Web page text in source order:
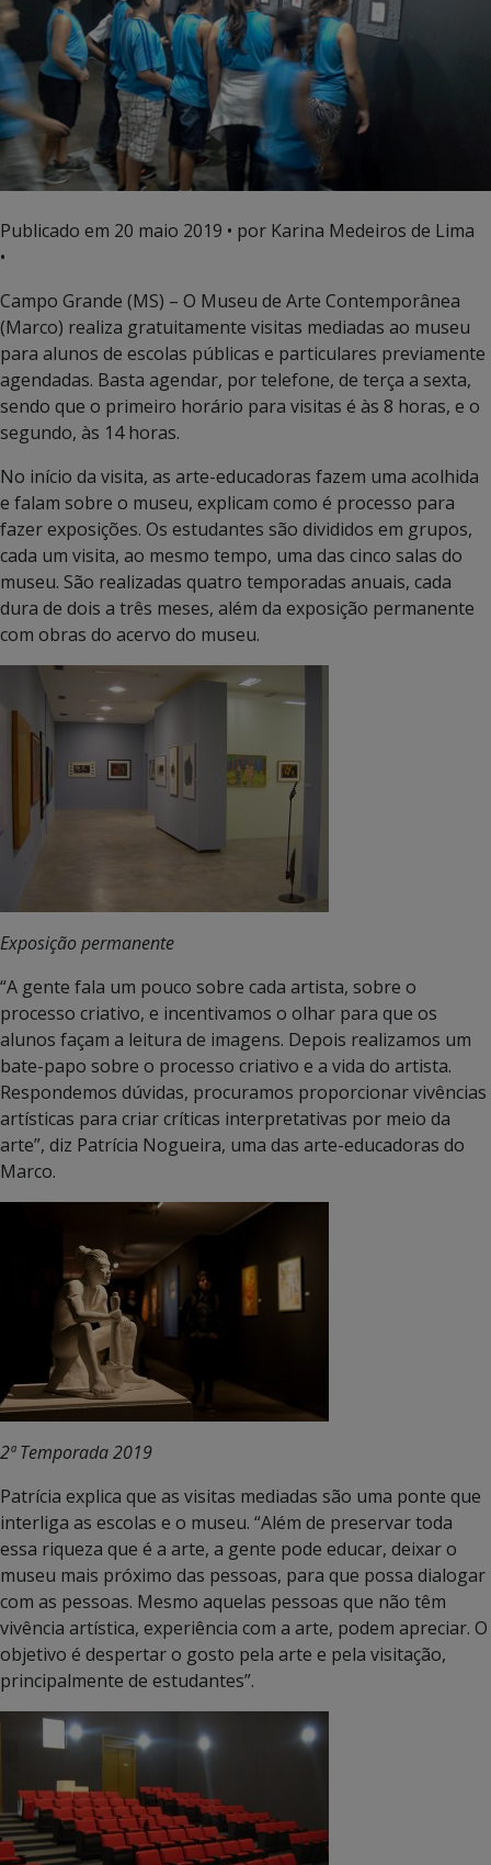
Publicado em 20 maio 2019 • por Karina Medeiros de Lima
•
Campo Grande (MS) – O Museu de Arte Contemporânea
(Marco) realiza gratuitamente visitas mediadas ao museu
para alunos de escolas públicas e particulares previamente
agendadas. Basta agendar, por telefone, de terça a sexta,
sendo que o primeiro horário para visitas é às 8 horas, e o
segundo, às 14 horas.
No início da visita, as arte-educadoras fazem uma acolhida
e falam sobre o museu, explicam como é processo para
fazer exposições. Os estudantes são divididos em grupos,
cada um visita, ao mesmo tempo, uma das cinco salas do
museu. São realizadas quatro temporadas anuais, cada
dura de dois a três meses, além da exposição permanente
com obras do acervo do museu.
Exposição permanente
“A gente fala um pouco sobre cada artista, sobre o
processo criativo, e incentivamos o olhar para que os
alunos façam a leitura de imagens. Depois realizamos um
bate-papo sobre o processo criativo e a vida do artista.
Respondemos dúvidas, procuramos proporcionar vivências
artísticas para criar críticas interpretativas por meio da
arte”, diz Patrícia Nogueira, uma das arte-educadoras do
Marco.
2ª Temporada 2019
Patrícia explica que as visitas mediadas são uma ponte que
interliga as escolas e o museu. “Além de preservar toda
essa riqueza que é a arte, a gente pode educar, deixar o
museu mais próximo das pessoas, para que possa dialogar
com as pessoas. Mesmo aquelas pessoas que não têm
vivência artística, experiência com a arte, podem apreciar. O
objetivo é despertar o gosto pela arte e pela visitação,
principalmente de estudantes”.